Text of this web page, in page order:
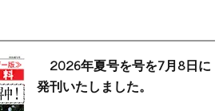
2026年夏号を号を7月8日に
発刊いたしました。